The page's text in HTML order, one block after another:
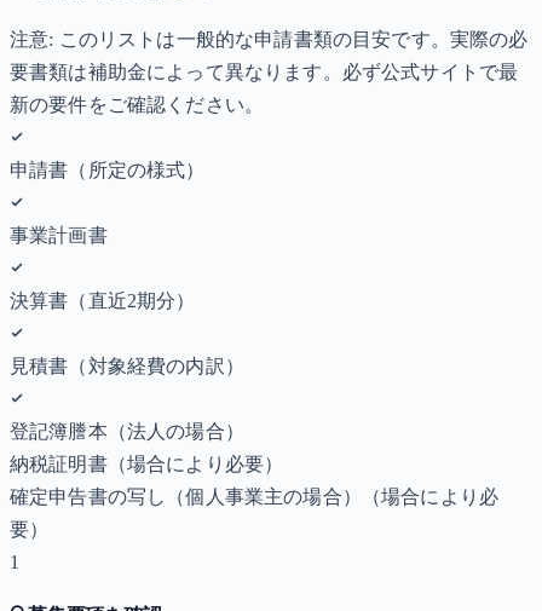
注意: このリストは一般的な申請書類の目安です。実際の必
要書類は補助金によって異なります。必ず公式サイトで最
新の要件をご確認ください。
申請書（所定の様式）
事業計画書
決算書（直近2期分）
見積書（対象経費の内訳）
登記簿謄本（法人の場合）
納税証明書（場合により必要）
確定申告書の写し（個人事業主の場合）
（場合により必
要）
1